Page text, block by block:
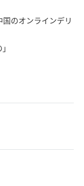
のオンラインデリ